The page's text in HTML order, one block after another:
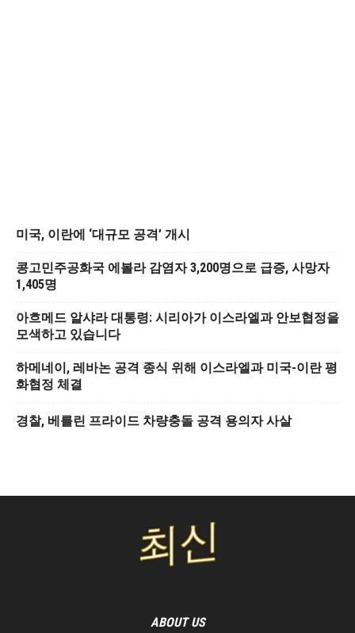
미국, 이란에 ‘대규모 공격’ 개시
콩고민주공화국 에볼라 감염자 3,200명으로 급증, 사망자
1,405명
아흐메드 알샤라 대통령: 시리아가 이스라엘과 안보협정을
모색하고 있습니다
하메네이, 레바논 공격 종식 위해 이스라엘과 미국-이란 평
화협정 체결
경찰, 베를린 프라이드 차량충돌 공격 용의자 사살
ABOUT US